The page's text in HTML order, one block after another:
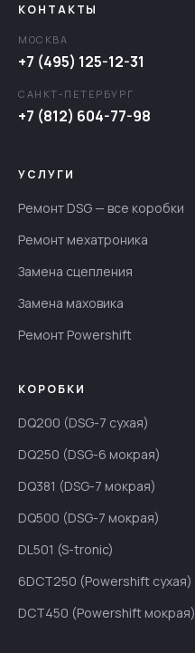
КОНТАКТЫ
МОСКВА
+7 (495) 125-12-31
САНКТ-ПЕТЕРБУРГ
+7 (812) 604-77-98
УСЛУГИ
Ремонт DSG — все коробки
Ремонт мехатроника
Замена сцепления
Замена маховика
Ремонт Powershift
КОРОБКИ
DQ200 (DSG-7 сухая)
DQ250 (DSG-6 мокрая)
DQ381 (DSG-7 мокрая)
DQ500 (DSG-7 мокрая)
DL501 (S-tronic)
6DCT250 (Powershift сухая)
DCT450 (Powershift мокрая)